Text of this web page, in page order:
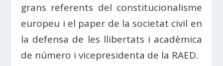
grans referents del constitucionalisme
europeu i el paper de la societat civil en
la defensa de les llibertats i acadèmica
de número i vicepresidenta de la RAED.